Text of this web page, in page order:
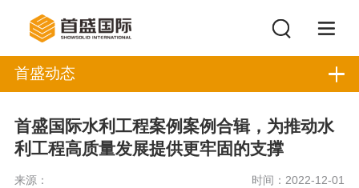
首盛动态
首盛国际水利工程案例案例合辑，为推动水
利工程高质量发展提供更牢固的支撑
来源： 时间：2022-12-01